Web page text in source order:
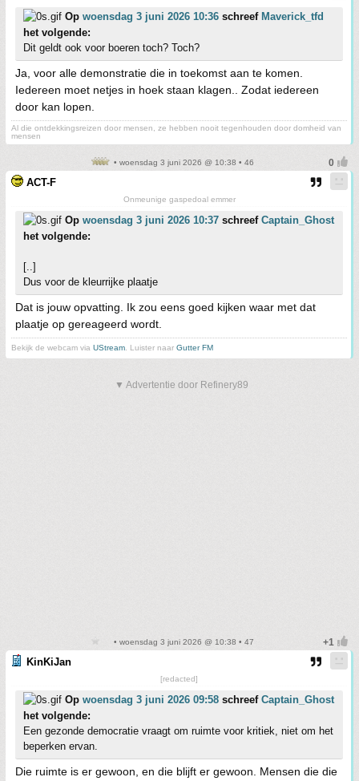
Op woensdag 3 juni 2026 10:36 schreef Maverick_tfd
het volgende:
Dit geldt ook voor boeren toch? Toch?
Ja, voor alle demonstratie die in toekomst aan te komen.
Iedereen moet netjes in hoek staan klagen.. Zodat iedereen
door kan lopen.
Al die ontdekkingsreizen door mensen, ze hebben nooit tegenhouden door domheid van
mensen
• woensdag 3 juni 2026 @ 10:38 • 46
ACT-F
Onmeunige gaspedoal emmer
Op woensdag 3 juni 2026 10:37 schreef Captain_Ghost
het volgende:
[..]
Dus voor de kleurrijke plaatje
Dat is jouw opvatting. Ik zou eens goed kijken waar met dat
plaatje op gereageerd wordt.
Bekijk de webcam via UStream . Luister naar Gutter FM
▼ Advertentie door Refinery89
• woensdag 3 juni 2026 @ 10:38 • 47
KinKiJan
[redacted]
Op woensdag 3 juni 2026 09:58 schreef Captain_Ghost
het volgende:
Een gezonde democratie vraagt om ruimte voor kritiek, niet om het
beperken ervan.
Die ruimte is er gewoon, en die blijft er gewoon. Mensen die die